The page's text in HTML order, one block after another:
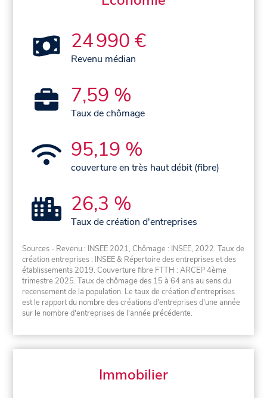
24 990 €
Revenu médian
7,59 %
Taux de chômage
95,19 %
couverture en très haut débit (fibre)
26,3 %
Taux de création d'entreprises
Sources - Revenu : INSEE 2021, Chômage : INSEE, 2022. Taux de
création entreprises : INSEE & Répertoire des entreprises et des
établissements 2019. Couverture fibre FTTH : ARCEP 4ème
trimestre 2025. Taux de chômage des 15 à 64 ans au sens du
recensement de la population. Le taux de création d'entreprises
est le rapport du nombre des créations d'entreprises d'une année
sur le nombre d'entreprises de l'année précédente.
Immobilier